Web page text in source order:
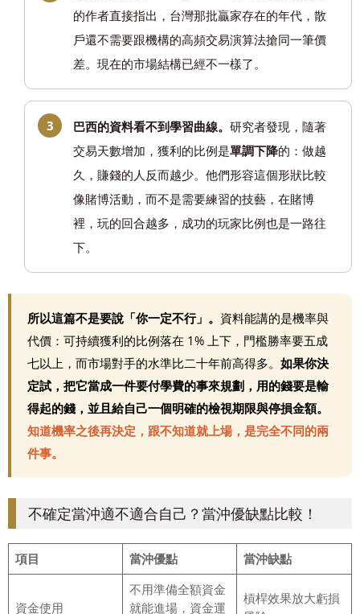
的作者直接指出，台灣那批贏家存在的年代，散
戶還不需要跟機構的高頻交易演算法搶同一筆價
差。現在的市場結構已經不一樣了。
巴西的資料看不到學習曲線。 研究者發現，隨著
交易天數增加，獲利的比例是單調下降的：做越
久，賺錢的人反而越少。他們形容這個形狀比較
像賭博活動，而不是需要練習的技藝，在賭博
裡，玩的回合越多，成功的玩家比例也是一路往
下。
所以這篇不是要說「你一定不行」。 資料能講的是機率與
代價：可持續獲利的比例落在 1% 上下，門檻勝率要五成
七以上，而市場對手的水準比二十年前高得多。 如果你決
定試，把它當成一件要付學費的事來規劃，用的錢要是輸
得起的錢，並且給自己一個明確的檢視期限與停損金額。
知道機率之後再決定，跟不知道就上場，是完全不同的兩
件事。
不確定當沖適不適合自己？當沖優缺點比較！
項目 當沖優點 當沖缺點
資金使用
不用準備全額資金
就能進場，資金運
槓桿效果放大虧損